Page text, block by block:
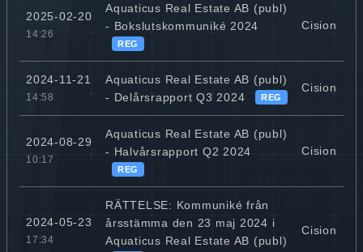
2025-02-20
14:26
Aquaticus Real Estate AB (publ)
- Bokslutskommuniké 2024
REG
Cision
2024-11-21
14:58
Aquaticus Real Estate AB (publ)
- Delårsrapport Q3 2024
REG
Cision
2024-08-29
10:17
Aquaticus Real Estate AB (publ)
- Halvårsrapport Q2 2024
REG
Cision
2024-05-23
17:34
RÄTTELSE: Kommuniké från
årsstämma den 23 maj 2024 i
Aquaticus Real Estate AB (publ)
Cision